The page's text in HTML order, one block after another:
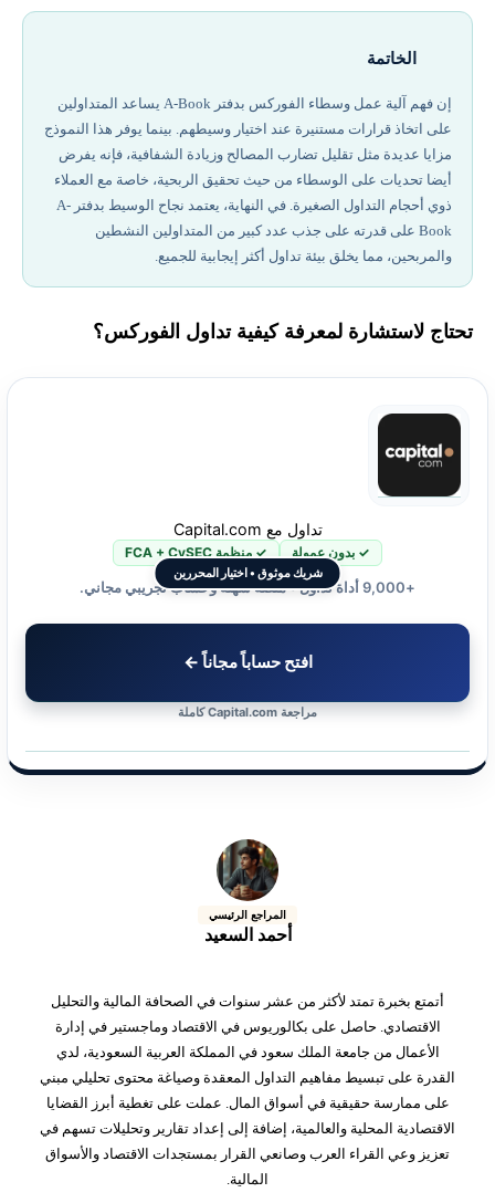
الخاتمة
إن فهم آلية عمل وسطاء الفوركس بدفتر A-Book يساعد المتداولين
على اتخاذ قرارات مستنيرة عند اختيار وسيطهم. بينما يوفر هذا النموذج
مزايا عديدة مثل تقليل تضارب المصالح وزيادة الشفافية، فإنه يفرض
أيضا تحديات على الوسطاء من حيث تحقيق الربحية، خاصة مع العملاء
ذوي أحجام التداول الصغيرة. في النهاية، يعتمد نجاح الوسيط بدفتر A-
Book على قدرته على جذب عدد كبير من المتداولين النشطين
والمربحين، مما يخلق بيئة تداول أكثر إيجابية للجميع.
تحتاج لاستشارة لمعرفة كيفية تداول الفوركس؟
شريك موثوق • اختيار المحررين
تداول مع Capital.com
✓ بدون عمولة ✓ منظمة FCA + CySEC
+9,000 أداة تداول • منصة سهلة وحساب تجريبي مجاني.
افتح حساباً مجاناً ←
مراجعة Capital.com كاملة
المراجع الرئيسي
أحمد السعيد
أتمتع بخبرة تمتد لأكثر من عشر سنوات في الصحافة المالية والتحليل
الاقتصادي. حاصل على بكالوريوس في الاقتصاد وماجستير في إدارة
الأعمال من جامعة الملك سعود في المملكة العربية السعودية، لدي
القدرة على تبسيط مفاهيم التداول المعقدة وصياغة محتوى تحليلي مبني
على ممارسة حقيقية في أسواق المال. عملت على تغطية أبرز القضايا
الاقتصادية المحلية والعالمية، إضافة إلى إعداد تقارير وتحليلات تسهم في
تعزيز وعي القراء العرب وصانعي القرار بمستجدات الاقتصاد والأسواق
المالية.